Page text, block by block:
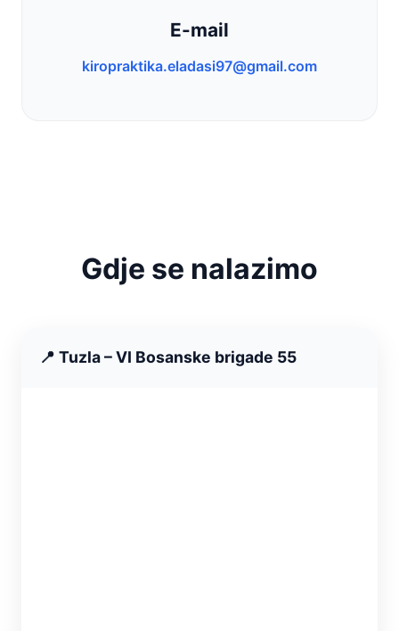
E-mail
kiropraktika.eladasi97@gmail.com
Gdje se nalazimo
📍 Tuzla – VI Bosanske brigade 55